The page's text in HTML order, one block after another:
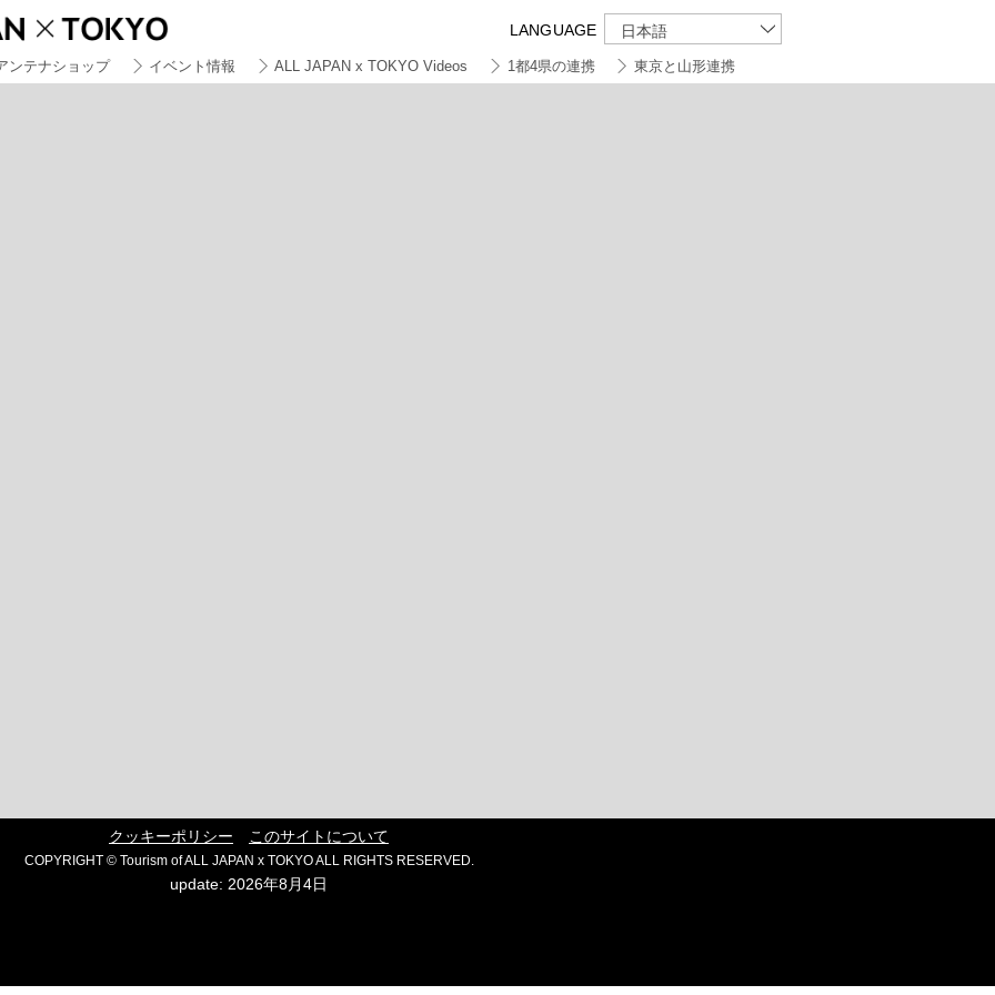
LANGUAGE 日本語
ンテナショップ イベント情報 ALL JAPAN x TOKYO Videos 1都4県の連携 東京と山形連携
クッキーポリシー このサイトについて
COPYRIGHT © Tourism of ALL JAPAN x TOKYO ALL RIGHTS RESERVED.
update: 2026年8月4日